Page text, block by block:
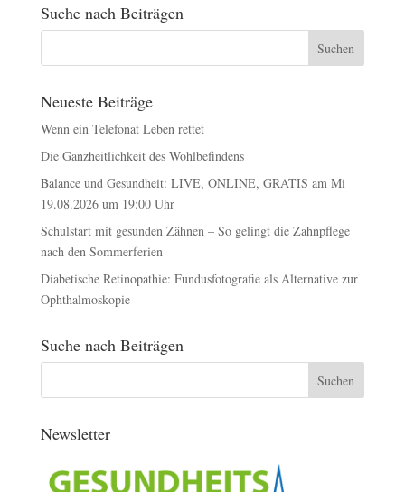
Suche nach Beiträgen
Neueste Beiträge
Wenn ein Telefonat Leben rettet
Die Ganzheitlichkeit des Wohlbefindens
Balance und Gesundheit: LIVE, ONLINE, GRATIS am Mi
19.08.2026 um 19:00 Uhr
Schulstart mit gesunden Zähnen – So gelingt die Zahnpflege
nach den Sommerferien
Diabetische Retinopathie: Fundusfotografie als Alternative zur
Ophthalmoskopie
Suche nach Beiträgen
Newsletter